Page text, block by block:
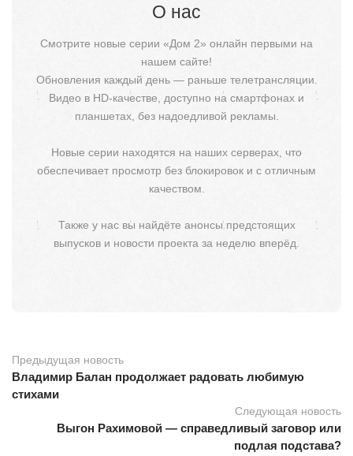
О нас
Смотрите новые серии «Дом 2» онлайн первыми на
нашем сайте!
Обновления каждый день — раньше телетрансляции.
Видео в HD-качестве, доступно на смартфонах и
планшетах, без надоедливой рекламы.
Новые серии находятся на наших серверах, что
обеспечивает просмотр без блокировок и с отличным
качеством.
Также у нас вы найдёте анонсы предстоящих
выпусков и новости проекта за неделю вперёд.
Предыдущая новость
Владимир Балан продолжает радовать любимую
стихами
Следующая новость
Выгон Рахимовой — справедливый заговор или
подлая подстава?